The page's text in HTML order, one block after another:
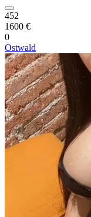
452
1600 €
0
Ostwald